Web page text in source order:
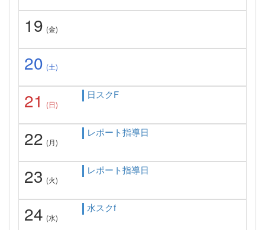
19 (金)
20 (土)
21 (日)
日スクF
22 (月)
レポート指導日
23 (火)
レポート指導日
24 (水)
水スクf